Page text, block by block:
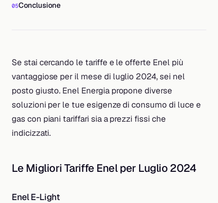
Conclusione
Se stai cercando le tariffe e le offerte Enel più
vantaggiose per il mese di luglio 2024, sei nel
posto giusto. Enel Energia propone diverse
soluzioni per le tue esigenze di consumo di luce e
gas con piani tariffari sia a prezzi fissi che
indicizzati.
Le Migliori Tariffe Enel per Luglio 2024
Enel E-Light